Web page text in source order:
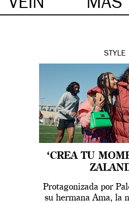
VEIN MÁS
STYLE
‘CREA TU
Protagonizada por
su hermana Ama, la